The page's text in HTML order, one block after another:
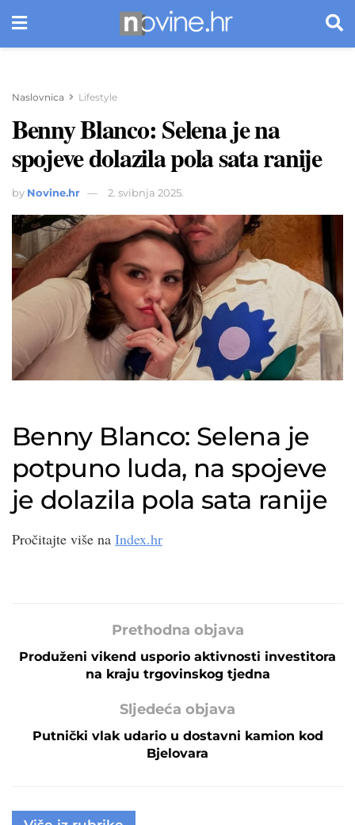
Naslovnica Lifestyle
Benny Blanco: Selena je na
spojeve dolazila pola sata ranije
by Novine.hr 2. svibnja 2025.
Benny Blanco: Selena je
potpuno luda, na spojeve
je dolazila pola sata ranije
Pročitajte više na Index.hr
Prethodna objava
Produženi vikend usporio aktivnosti investitora
na kraju trgovinskog tjedna
Sljedeća objava
Putnički vlak udario u dostavni kamion kod
Bjelovara